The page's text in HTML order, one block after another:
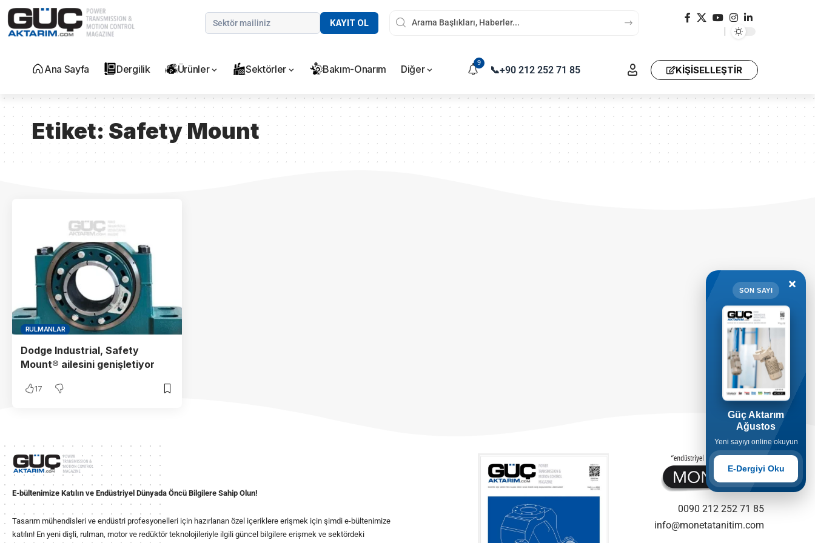
KAYIT OL
Ana Sayfa Dergilik Ürünler Sektörler Bakım-Onarım Diğer
9
📞+90 212 252 71 85 KIŞISELLEŞTIR
Etiket:Safety Mount
RULMANLAR
Dodge Industrial, Safety
Mount® ailesini genişletiyor
17
E-bültenimize Katılın ve Endüstriyel Dünyada Öncü Bilgilere Sahip Olun!
Tasarım mühendisleri ve endüstri profesyonelleri için hazırlanan özel içeriklere erişmek için şimdi e-bültenimize
katılın! En yeni dişli, rulman, motor ve redüktör teknolojileriyle ilgili güncel bilgilere erişmek ve sektördeki
0090 212 252 71 85
info@monetatanitim.com
×
SON SAYI
Güç Aktarım
Ağustos
Yeni sayıyı online okuyun
E-Dergiyi Oku